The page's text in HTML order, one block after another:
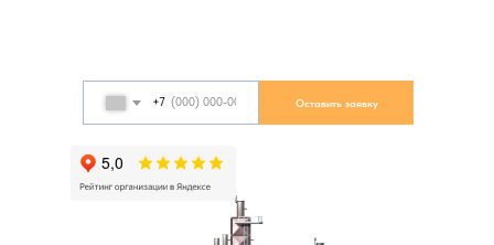
+7 Оставить заявку